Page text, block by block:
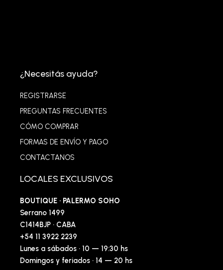
¿Necesitás ayuda?
REGISTRARSE
PREGUNTAS FRECUENTES
CÓMO COMPRAR
FORMAS DE ENVÍO Y PAGO
CONTACTANOS
LOCALES EXCLUSIVOS
BOUTIQUE · PALERMO SOHO
Serrano 1499
C1414BJP · CABA
+54 11 3922 2239
Lunes a sábados · 10 — 19:30 hs
Domingos y feriados · 14 — 20 hs